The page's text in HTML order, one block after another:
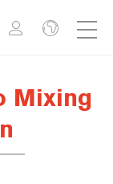
Mixing